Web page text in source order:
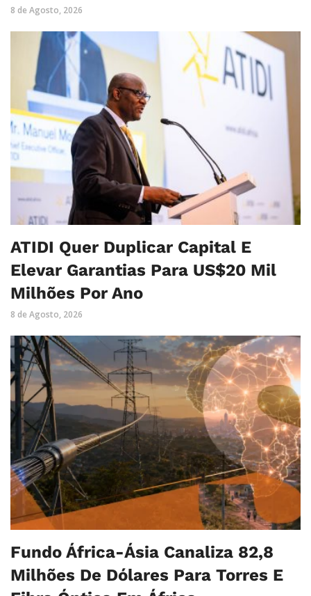
8 de Agosto, 2026
ATIDI Quer Duplicar Capital E
Elevar Garantias Para US$20 Mil
Milhões Por Ano
8 de Agosto, 2026
Fundo África-Ásia Canaliza 82,8
Milhões De Dólares Para Torres E